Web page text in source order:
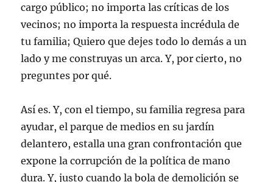
cargo público; no importa las críticas de los
vecinos; no importa la respuesta incrédula de
tu familia; Quiero que dejes todo lo demás a un
lado y me construyas un arca. Y, por cierto, no
preguntes por qué.
Así es. Y, con el tiempo, su familia regresa para
ayudar, el parque de medios en su jardín
delantero, estalla una gran confrontación que
expone la corrupción de la política de mano
dura. Y, justo cuando la bola de demolición se